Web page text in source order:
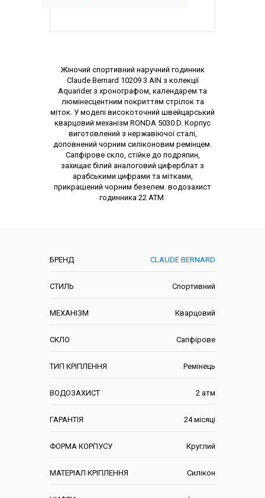
БРЕНД CLAUDE BERNARD
СТИЛЬ Спортивний
МЕХАНІЗМ Кварцовий
СКЛО Сапфірове
ТИП КРІПЛЕННЯ Ремінець
ВОДОЗАХИСТ 2 атм
ГАРАНТІЯ 24 місяці
ФОРМА КОРПУСУ Круглий
МАТЕРІАЛ КРІПЛЕННЯ Силікон
Опис товару
Жіночий спортивний наручний годинник
Claude Bernard 10209 3 AIN з колекції
Aquarider з хронографом, календарем та
люмінесцентним покриттям стрілок та
міток. У моделі високоточний швейцарський
кварцовий механізм RONDA 5030.D. Корпус
виготовлений з нержавіючої сталі,
доповнений чорним силіконовим ремінцем.
Сапфірове скло, стійке до подряпин,
захищає білий аналоговий циферблат з
арабськими цифрами та мітками,
прикрашений чорним безелем. водозахист
годинника 22 АТМ.